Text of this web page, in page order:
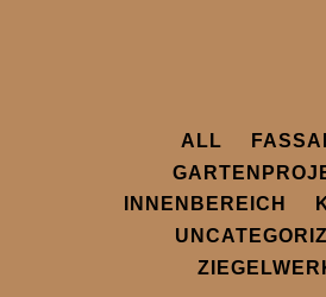
ALL
INNENBEREICH